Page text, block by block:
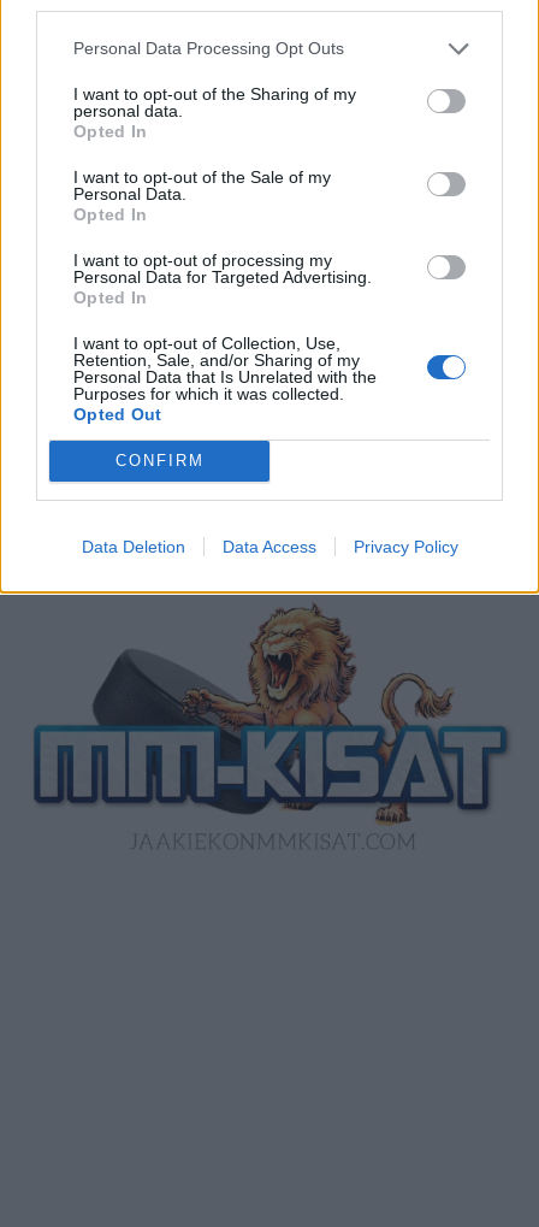
Personal Data Processing Opt Outs
I want to opt-out of the Sharing of my
personal data.
Opted In
I want to opt-out of the Sale of my
Personal Data.
Opted In
I want to opt-out of processing my
Personal Data for Targeted Advertising.
Opted In
I want to opt-out of Collection, Use,
Retention, Sale, and/or Sharing of my
Personal Data that Is Unrelated with the
Purposes for which it was collected.
Opted Out
CONFIRM
Data Deletion Data Access Privacy Policy
käyttötarkoitukset
jatkosopimuksen Colorado
LIITTYVÄT ARTIKKELIT
MM-kullasta käytiin armoton vääntö –
Leijonat voitti maailmanmestaruuden
Tässä Leijonien kentälliset MM-finaaliin!
Huikeaa draamaa pronssiottelussa –
Norja kaatoi Kanadan jatkoajalla ja voitti
ensimmäisen MM-mitalinsa